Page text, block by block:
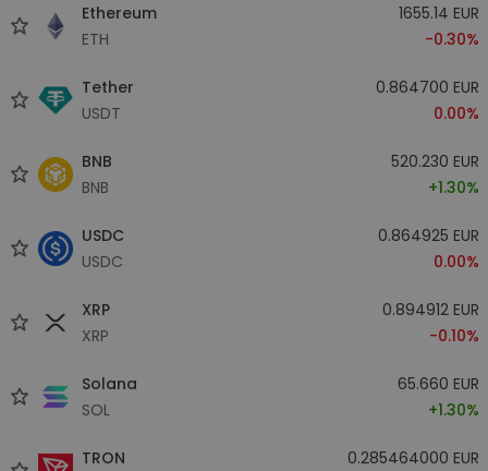
Ethereum
ETH
1655.14 EUR
-0.30%
Tether
USDT
0.864700 EUR
0.00%
BNB
BNB
520.230 EUR
+1.30%
USDC
USDC
0.864925 EUR
0.00%
XRP
XRP
0.894912 EUR
-0.10%
Solana
SOL
65.660 EUR
+1.30%
TRON
0.285464000 EUR